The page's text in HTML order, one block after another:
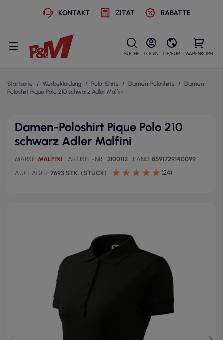
KONTAKT ZITAT RABATTE
SUCHE LOGIN DE/EUR WARENKORB
Startseite Werbekleidung Polo-Shirts Damen-Poloshirts
Damen-
Poloshirt Pique Polo 210 schwarz Adler Malfini
Damen-Poloshirt Pique Polo 210
schwarz Adler Malfini
MARKE MALFINI ARTIKEL-NR. 2100112 EAN13 8591729140099
AUF LAGER 7693 STK. (STÜCK) (24)